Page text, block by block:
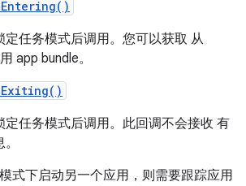
定任务模式后调用。您可以获取 从
app bundle。
定任务模式后调用。此回调不会接收 有
式下启动另一个应用，则需要跟踪应用